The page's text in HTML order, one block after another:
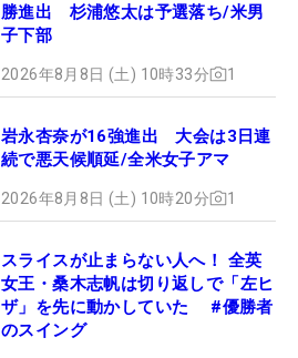
勝進出 杉浦悠太は予選落ち/米男
子下部
2026年8月8日 (土) 10時33分 1
岩永杏奈が16強進出 大会は3日連
続で悪天候順延/全米女子アマ
2026年8月8日 (土) 10時20分 1
スライスが止まらない人へ！ 全英
女王・桑木志帆は切り返しで「左ヒ
ザ」を先に動かしていた #優勝者
のスイング